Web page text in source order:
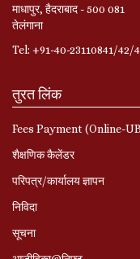
माधापुर, हैदराबाद - 500 081
तेलंगाना
Tel: +91-40-23110841/42/
तुरत लिंक
Fees Payment (Online-
शैक्षणिक कैलेंडर
परिपत्र/कार्यालय ज्ञापन
निविदा
सूचना